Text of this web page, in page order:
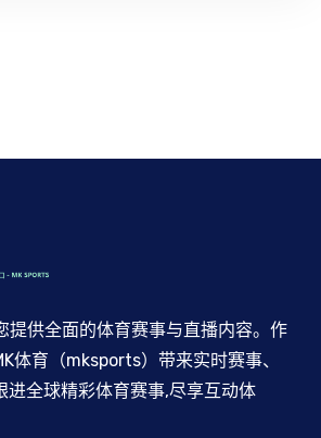
提供全面的体育赛事与直播内容。作
体育（mksports）带来实时赛事、
进全球精彩体育赛事,尽享互动体